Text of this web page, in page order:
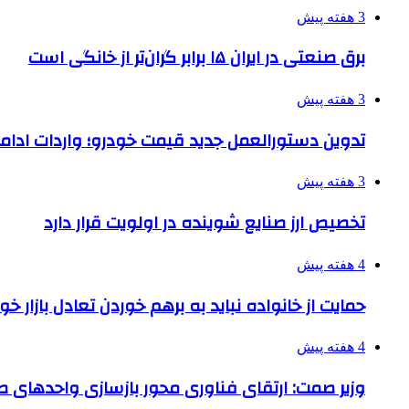
3 هفته پیش
برق صنعتی در ایران ۱۵ برابر گران‌تر از خانگی است
3 هفته پیش
تدوین دستورالعمل جدید قیمت خودرو؛ واردات
3 هفته پیش
تخصیص ارز صنایع شوینده در اولویت قرار دارد
4 هفته پیش
حمایت از خانواده نباید به برهم خوردن تعادل
4 هفته پیش
وزیر صمت: ارتقای فناوری محور بازسازی